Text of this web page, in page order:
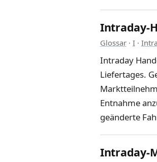
Intraday-
Glossar· I·
Intraday
Liefertages.
Entnahme
geänderte
Intraday-